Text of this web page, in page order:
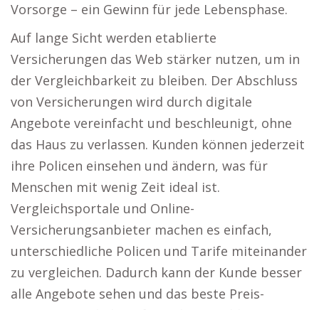
Vorsorge – ein Gewinn für jede Lebensphase.
Auf lange Sicht werden etablierte
Versicherungen das Web stärker nutzen, um in
der Vergleichbarkeit zu bleiben. Der Abschluss
von Versicherungen wird durch digitale
Angebote vereinfacht und beschleunigt, ohne
das Haus zu verlassen. Kunden können jederzeit
ihre Policen einsehen und ändern, was für
Menschen mit wenig Zeit ideal ist.
Vergleichsportale und Online-
Versicherungsanbieter machen es einfach,
unterschiedliche Policen und Tarife miteinander
zu vergleichen. Dadurch kann der Kunde besser
alle Angebote sehen und das beste Preis-